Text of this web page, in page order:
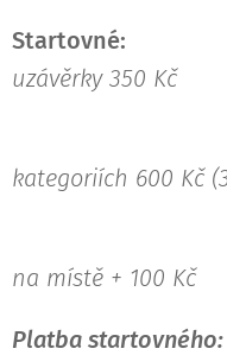
Startovné:
při
uzávěrky 350 Kč
při
kategoriích 600 Kč
při
na místě + 100 Kč
Platba startovného: